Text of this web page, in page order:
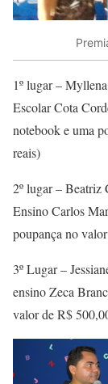
1º lugar –
Escolar Cota
notebook e uma
reais)
2º lugar – Beatriz
Ensino Carlos
poupança no
3º Lugar –
ensino Zeca
valor de R$